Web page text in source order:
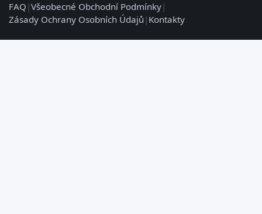
FAQ |Všeobecné Obchodní Podmínky|
Zásady Ochrany Osobních Údajů | Kontakty